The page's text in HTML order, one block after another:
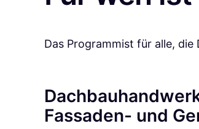
Das Programmist für alle,
Fassaden- und